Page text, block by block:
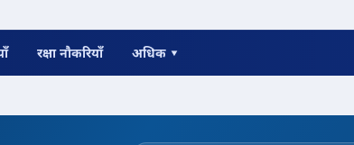
रक्षा नौकरियाँ अधिक ▾